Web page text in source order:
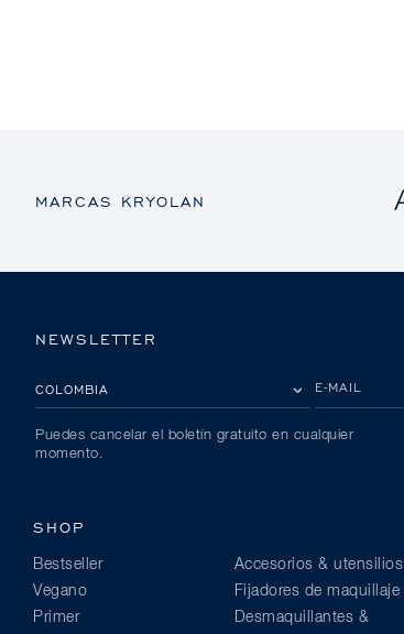
MARCAS KRYOLAN
NEWSLETTER
E-MAIL
Puedes cancelar el boletín gratuito en cualquier
momento.
SHOP
Bestseller
Vegano
Primer
Accesorios & utensilios
Fijadores de maquillaje
Desmaquillantes &